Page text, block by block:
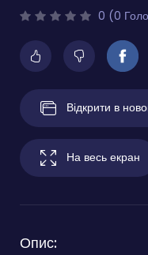
0 (0
Відкрити в
На весь екран
Опис: